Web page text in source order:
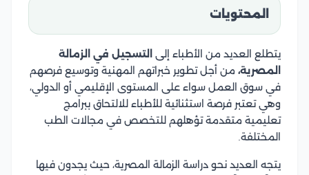
المحتويات
يتطلع العديد من الأطباء إلى
التسجيل في الزمالة
المصرية، من أجل تطوير خبراتهم المهنية وتوسيع فرصهم
في سوق العمل سواء على المستوى الإقليمي أو الدولي،
وهي تعتبر فرصة استثنائية للأطباء للالتحاق ببرامج
تعليمية متقدمة تؤهلهم للتخصص في مجالات الطب
المختلفة.
يتجه العديد نحو دراسة الزمالة المصرية، حيث يجدون فيها